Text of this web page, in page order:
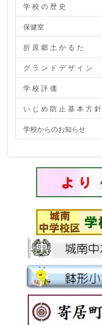
学 校 の 歴 史
保健室
折 原 郷 土 か る た
グ ラ ン ド デ ザ イ ン
学 校 評 価
い じ め 防 止 基 本 方 針
学校からのお知らせ